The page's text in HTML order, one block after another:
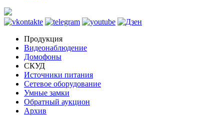
Продукция
Видеонаблюдение
Домофоны
СКУД
Источники питания
Сетевое оборудование
Умные замки
Обратный аукцион
Архив